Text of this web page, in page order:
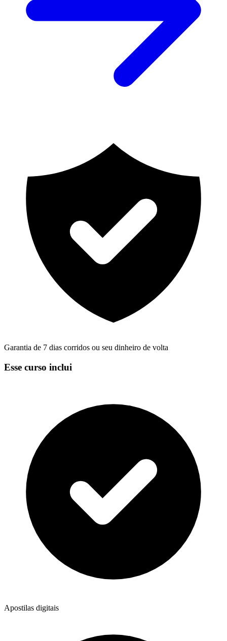
Garantia de 7 dias corridos ou seu dinheiro de volta
Esse curso inclui
Apostilas digitais